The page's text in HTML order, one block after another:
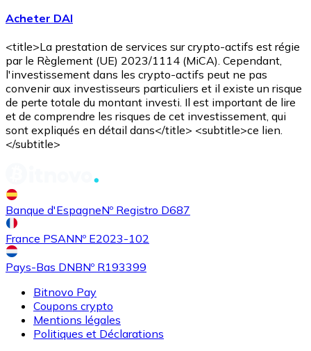
AVAX
AcheterUniswapavec virement bancaire
Acheter DAI
<title>La prestation de services sur crypto-actifs est régie
par le Règlement (UE) 2023/1114 (MiCA). Cependant,
l'investissement dans les crypto-actifs peut ne pas
convenir aux investisseurs particuliers et il existe un risque
de perte totale du montant investi. Il est important de lire
et de comprendre les risques de cet investissement, qui
sont expliqués en détail dans</title> <subtitle>ce lien.
</subtitle>
Banque d'EspagneNº Registro D687
France PSANNº E2023-102
Pays-Bas DNBNº R193399
Bitnovo Pay
Coupons crypto
Mentions légales
Politiques et Déclarations